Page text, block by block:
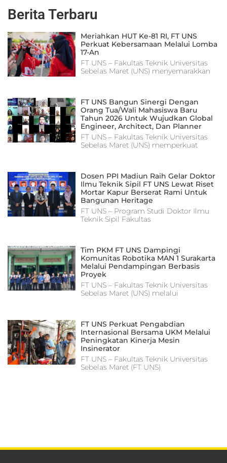
Berita Terbaru
Meriahkan HUT Ke-81 RI, FT UNS
Perkuat Kebersamaan Melalui Lomba
17-An
FT UNS – Fakultas Teknik Universitas
Sebelas Maret (UNS) menyemarakkan
FT UNS Bangun Sinergi Dengan
Orang Tua/Wali Mahasiswa Baru
Tahun 2026 Untuk Wujudkan Global
Engineer, Architect, Dan Planner
FT UNS – Fakultas Teknik Universitas
Sebelas Maret (UNS) memperkuat
Dosen PPI Madiun Raih Gelar Doktor
Ilmu Teknik Sipil FT UNS Lewat Riset
Mortar Kapur Berserat Rami Untuk
Bangunan Heritage
FT UNS – Program Studi Doktor Ilmu
Teknik Sipil Fakultas
Tim PKM FT UNS Dampingi
Komunitas Robotika MAN 1 Surakarta
Melalui Pendampingan Berbasis
Proyek
FT UNS – Fakultas Teknik Universitas
Sebelas Maret (UNS) melalui
FT UNS Perkuat Pengabdian
Internasional Bersama UKM Melalui
Peningkatan Kinerja Mesin
Insinerator
FT UNS – Fakultas Teknik Universitas
Sebelas Maret (FT UNS)